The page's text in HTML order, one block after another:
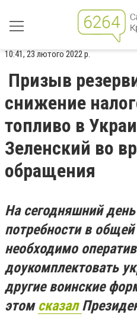
10:41, 23 лютого 2022 р.
Призыв
снижение
топливо в
Зеленский во
обращения
На сегодняшний
потребности в
необходимо
доукомплектовать
другие воинские
этом сказал